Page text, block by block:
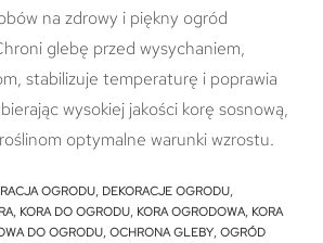
na zdrowy i piękny ogród
glebę przed wysychaniem,
stabilizuje temperaturę i poprawia
wysokiej jakości korę sosnową,
optymalne warunki wzrostu.
OGRODU, DEKORACJE OGRODU,
, KORA DO OGRODU, KORA OGRODOWA, KORA
DO OGRODU, OCHRONA GLEBY, OGRÓD